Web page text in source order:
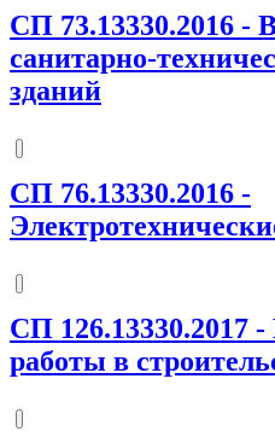
СП 73.13330.2016 -
санитарно-
зданий
СП 76.13330.2016 -
СП 126.13330.2017 -
работы в